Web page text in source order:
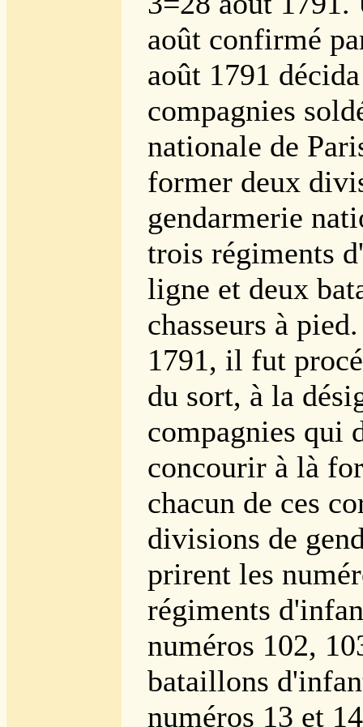
août confirmé
août 1791
compagnies
nationale de
former deux
gendarmerie
trois régiments
ligne et deux
chasseurs à
1791, il fut
du sort, à la
compagnies qui
concourir à là
chacun de ces
divisions de
prirent les
régiments
numéros 102,
bataillons
numéros 13 et